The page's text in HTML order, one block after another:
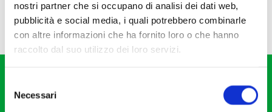
nostri partner che si occupano di analisi dei dati web,
pubblicità e social media, i quali potrebbero combinarle
con altre informazioni che ha fornito loro o che hanno
raccolto dal suo utilizzo dei loro servizi.
delNecessari